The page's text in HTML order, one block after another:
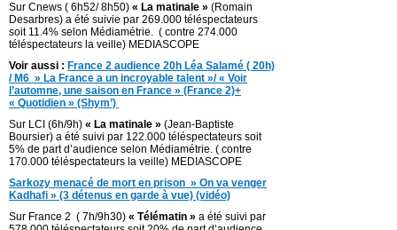
Sur Cnews ( 6h52/ 8h50) « La matinale » (Romain
Desarbres) a été suivie par 269.000 téléspectateurs
soit 11.4% selon Médiamétrie. ( contre 274.000
téléspectateurs la veille) MEDIASCOPE
Voir aussi : France 2 audience 20h Léa Salamé ( 20h)
/ M6 » La France a un incroyable talent »/ « Voir
l’automne, une saison en France » (France 2)+
« Quotidien » (Shym’)
Sur LCI (6h/9h) « La matinale » (Jean-Baptiste
Boursier) a été suivi par 122.000 téléspectateurs soit
5% de part d’audience selon Médiamétrie. ( contre
170.000 téléspectateurs la veille) MEDIASCOPE
Sarkozy menacé de mort en prison » On va venger
Kadhafi » (3 détenus en garde à vue) (vidéo)
Sur France 2 ( 7h/9h30) « Télématin » a été suivi par